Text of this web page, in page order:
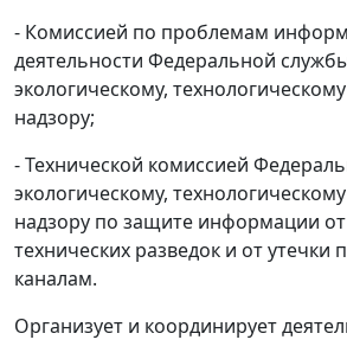
- Комиссией по проблемам
деятельности Федеральной
экологическому,
надзору;
- Технической комиссией
экологическому,
надзору по защите информации
технических разведок и от утечки
каналам.
Организует и координирует